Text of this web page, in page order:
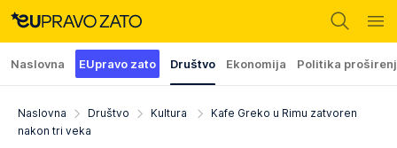
Naslovna EUpravo zato Društvo Ekonomija Politika
Naslovna Društvo Kultura
Kafe Greko u Rimu zatvoren
nakon tri veka